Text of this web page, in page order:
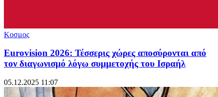
Κοσμος
Eurovision 2026: Τέσσερις χώρες αποσύρονται από
τον διαγωνισμό λόγω συμμετοχής του Ισραήλ
05.12.2025 11:07